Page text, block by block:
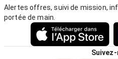
Alertes offres, suivi de mission,
portée de main.